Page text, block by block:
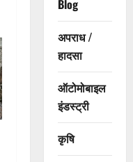
Blog
अपराध /
हादसा
ऑटोमोबाइल
इंडस्ट्री
कृषि